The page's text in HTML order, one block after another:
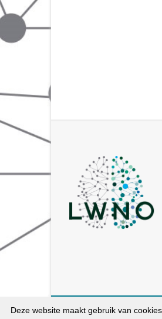
Deze website maakt gebruik van